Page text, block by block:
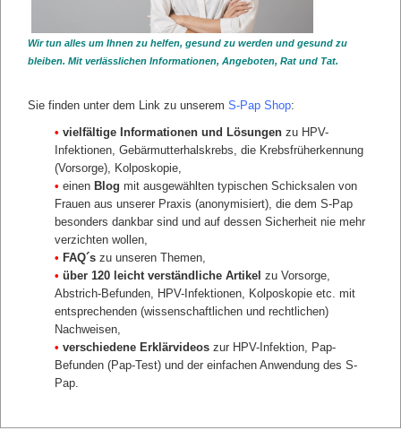
RKI (Robert Koch Institut)
Krebsregister
Aktivitäten Krebs verhindern
zurück
Wir tun alles um Ihnen zu helfen, gesund zu werden und gesund zu
bleiben. Mit verlässlichen Informationen, Angeboten, Rat und Tat.
Sie finden unter dem Link zu unserem S-Pap Shop:
• vielfältige Informationen und Lösungen zu HPV-
Infektionen, Gebärmutterhalskrebs, die Krebsfrüherkennung
(Vorsorge), Kolposkopie,
• einen Blog mit ausgewählten typischen Schicksalen von
Frauen aus unserer Praxis (anonymisiert), die dem S-Pap
besonders dankbar sind und auf dessen Sicherheit nie mehr
verzichten wollen,
• FAQ´s zu unseren Themen,
• über 120 leicht verständliche Artikel zu Vorsorge,
Abstrich-Befunden, HPV-Infektionen, Kolposkopie etc. mit
entsprechenden (wissenschaftlichen und rechtlichen)
Nachweisen,
• verschiedene Erklärvideos zur HPV-Infektion, Pap-
Befunden (Pap-Test) und der einfachen Anwendung des S-
Pap.